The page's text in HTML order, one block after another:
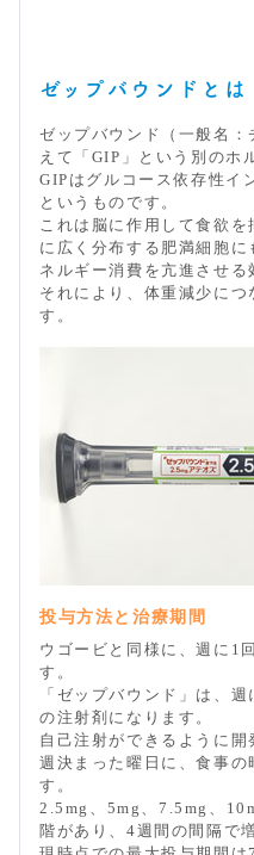
ゼップバウンドとは
ゼップバウンド（一般名
えて「GIP」という別のホ
GIPはグルコース依存性イ
というものです。
これは脳に作用して食欲
に広く分布する肥満細胞
ネルギー消費を亢進させる
それにより、体重減少につ
す。
投与方法と治療期間
ウゴービと同様に、週に1
す。
「ゼップバウンド」は、
の注射剤になります。
自己注射ができるように
週決まった曜日に、食事の
す。
2.5mg、5mg、7.5mg、
階があり、4週間の間隔で